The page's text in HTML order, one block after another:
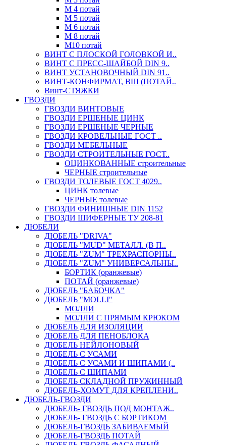
М 4 потай
М 5 потай
М 6 потай
М 8 потай
М10 потай
ВИНТ С ПЛОСКОЙ ГОЛОВКОЙ И..
ВИНТ С ПРЕСС-ШАЙБОЙ DIN 9..
ВИНТ УСТАНОВОЧНЫЙ DIN 91..
ВИНТ-КОНФИРМАТ, ВШ (ПОТАЙ..
Винт-СТЯЖКИ
ГВОЗДИ
ГВОЗДИ ВИНТОВЫЕ
ГВОЗДИ ЕРШЕНЫЕ ЦИНК
ГВОЗДИ ЕРШЕНЫЕ ЧЕРНЫЕ
ГВОЗДИ КРОВЕЛЬНЫЕ ГОСТ ..
ГВОЗДИ МЕБЕЛЬНЫЕ
ГВОЗДИ СТРОИТЕЛЬНЫЕ ГОСТ..
ОЦИНКОВАННЫЕ строительные
ЧЕРНЫЕ строительные
ГВОЗДИ ТОЛЕВЫЕ ГОСТ 4029..
ЦИНК толевые
ЧЕРНЫЕ толевые
ГВОЗДИ ФИНИШНЫЕ DIN 1152
ГВОЗДИ ШИФЕРНЫЕ ТУ 208-81
ДЮБЕЛИ
ДЮБЕЛЬ "DRIVA"
ДЮБЕЛЬ "MUD" МЕТАЛЛ. (В П..
ДЮБЕЛЬ "ZUM" ТРЕХРАСПОРНЫ..
ДЮБЕЛЬ "ZUM" УНИВЕРСАЛЬНЫ..
БОРТИК (оранжевые)
ПОТАЙ (оранжевые)
ДЮБЕЛЬ "БАБОЧКА"
ДЮБЕЛЬ "МOLLI"
МОЛЛИ
МОЛЛИ С ПРЯМЫМ КРЮКОМ
ДЮБЕЛЬ ДЛЯ ИЗОЛЯЦИИ
ДЮБЕЛЬ ДЛЯ ПЕНОБЛОКА
ДЮБЕЛЬ НЕЙЛОНОВЫЙ
ДЮБЕЛЬ С УСАМИ
ДЮБЕЛЬ С УСАМИ И ШИПАМИ (..
ДЮБЕЛЬ С ШИПАМИ
ДЮБЕЛЬ СКЛАДНОЙ ПРУЖИННЫЙ
ДЮБЕЛЬ-ХОМУТ ДЛЯ КРЕПЛЕНИ..
ДЮБЕЛЬ-ГВОЗДИ
ДЮБЕЛЬ- ГВОЗДЬ ПОД МОНТАЖ..
ДЮБЕЛЬ- ГВОЗДЬ С БОРТИКОМ
ДЮБЕЛЬ-ГВОЗДЬ ЗАБИВАЕМЫЙ
ДЮБЕЛЬ-ГВОЗДЬ ПОТАЙ